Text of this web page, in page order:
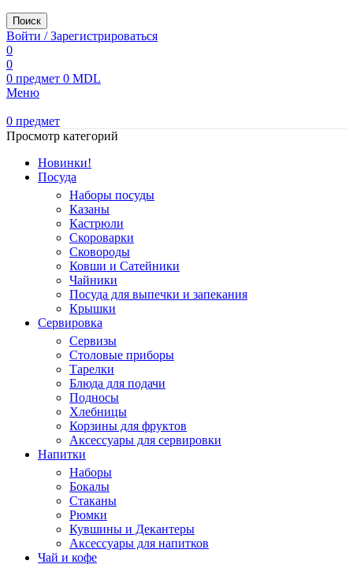
Поиск
Войти / Зарегистрироваться
0
0
0 предмет 0 MDL
Меню
0 предмет
Просмотр категорий
Новинки!
Посуда
Наборы посуды
Казаны
Кастрюли
Скороварки
Сковороды
Ковши и Сатейники
Чайники
Посуда для выпечки и запекания
Крышки
Сервировка
Сервизы
Столовые приборы
Тарелки
Блюда для подачи
Подносы
Хлебницы
Корзины для фруктов
Аксессуары для сервировки
Напитки
Наборы
Бокалы
Стаканы
Рюмки
Кувшины и Декантеры
Аксессуары для напитков
Чай и кофе